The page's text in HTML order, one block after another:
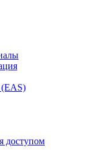
(EAS)
доступом